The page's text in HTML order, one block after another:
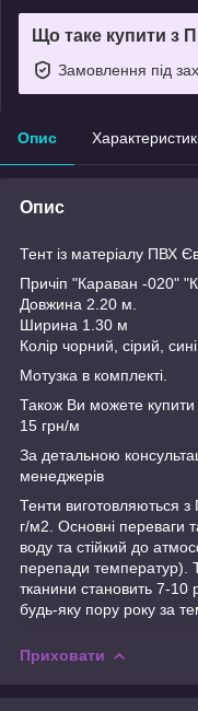
Що таке купити з
Замовлення під
Опис
Опис
Тент із матеріалу ПВХ
Причіп "Караван -020"
Довжина 2.20 м.
Ширина 1.30 м
Колір чорний, сірий,
Мотузка в комплекті.
Також Ви можете
15 грн/м
За детальною
менеджерів
Тенти виготовляються з
г/м2 . Основні переваги
воду та стійкий до
перепади температур).
тканини становить 7-10
будь-яку пору року за
Приховати